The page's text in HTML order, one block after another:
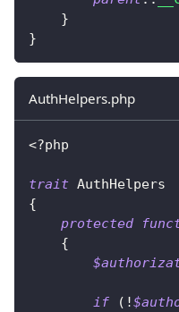
}
}
AuthHelpers.php
<?php
trait AuthHelpers
{
protected
{
if ( !